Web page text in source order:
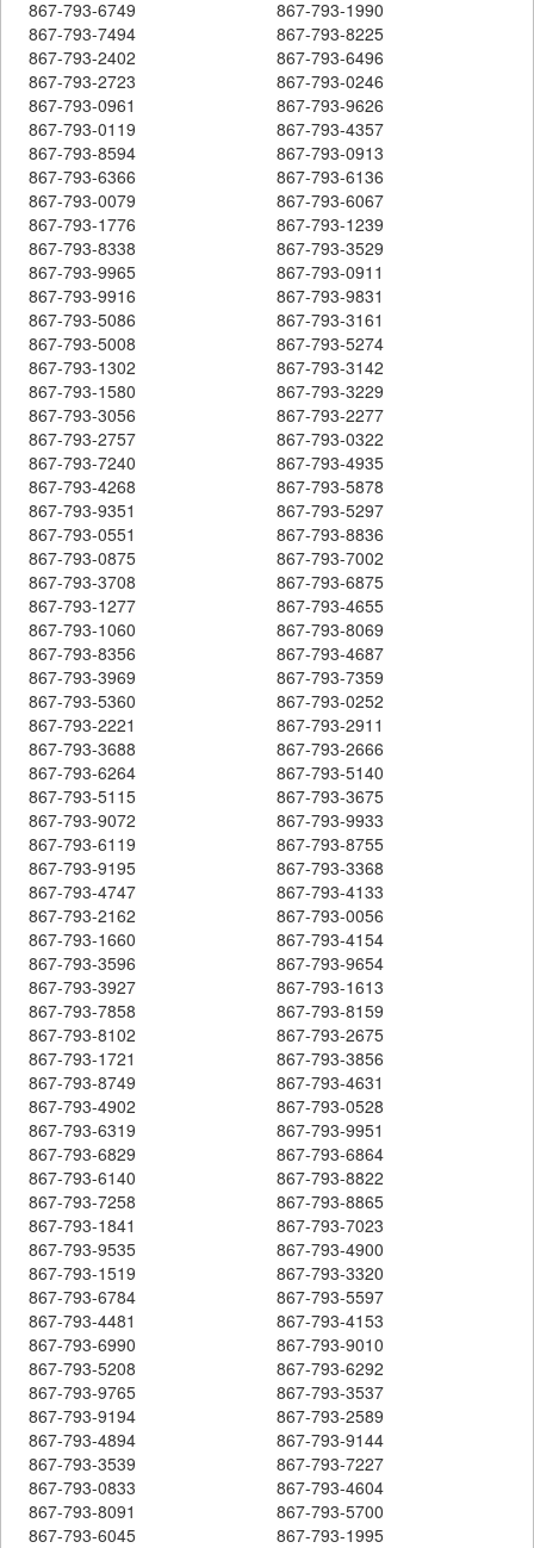
867-793-6749
867-793-1990
867-793-7494
867-793-8225
867-793-2402
867-793-6496
867-793-2723
867-793-0246
867-793-0961
867-793-9626
867-793-0119
867-793-4357
867-793-8594
867-793-0913
867-793-6366
867-793-6136
867-793-0079
867-793-6067
867-793-1776
867-793-1239
867-793-8338
867-793-3529
867-793-9965
867-793-0911
867-793-9916
867-793-9831
867-793-5086
867-793-3161
867-793-5008
867-793-5274
867-793-1302
867-793-3142
867-793-1580
867-793-3229
867-793-3056
867-793-2277
867-793-2757
867-793-0322
867-793-7240
867-793-4935
867-793-4268
867-793-5878
867-793-9351
867-793-5297
867-793-0551
867-793-8836
867-793-0875
867-793-7002
867-793-3708
867-793-6875
867-793-1277
867-793-4655
867-793-1060
867-793-8069
867-793-8356
867-793-4687
867-793-3969
867-793-7359
867-793-5360
867-793-0252
867-793-2221
867-793-2911
867-793-3688
867-793-2666
867-793-6264
867-793-5140
867-793-5115
867-793-3675
867-793-9072
867-793-9933
867-793-6119
867-793-8755
867-793-9195
867-793-3368
867-793-4747
867-793-4133
867-793-2162
867-793-0056
867-793-1660
867-793-4154
867-793-3596
867-793-9654
867-793-3927
867-793-1613
867-793-7858
867-793-8159
867-793-8102
867-793-2675
867-793-1721
867-793-3856
867-793-8749
867-793-4631
867-793-4902
867-793-0528
867-793-6319
867-793-9951
867-793-6829
867-793-6864
867-793-6140
867-793-8822
867-793-7258
867-793-8865
867-793-1841
867-793-7023
867-793-9535
867-793-4900
867-793-1519
867-793-3320
867-793-6784
867-793-5597
867-793-4481
867-793-4153
867-793-6990
867-793-9010
867-793-5208
867-793-6292
867-793-9765
867-793-3537
867-793-9194
867-793-2589
867-793-4894
867-793-9144
867-793-3539
867-793-7227
867-793-0833
867-793-4604
867-793-8091
867-793-5700
867-793-6045
867-793-1995